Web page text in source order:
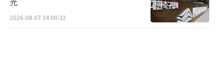
更值得深思的是，美以早已发出“伊朗核
威胁升级”的预警，但德黑兰方面却未及时转
2026-08-07 14:00:32